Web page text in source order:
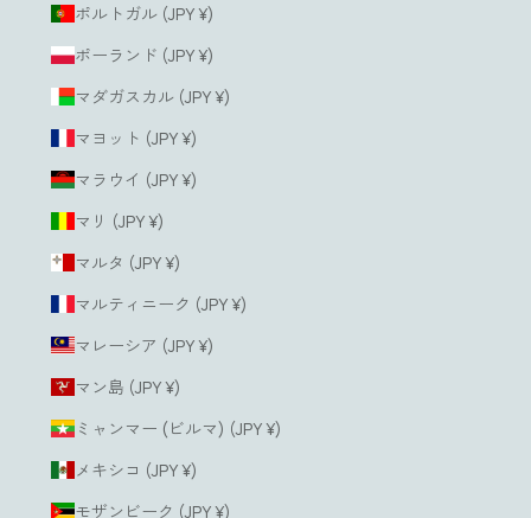
ポルトガル (JPY ¥)
ポーランド (JPY ¥)
マダガスカル (JPY ¥)
マヨット (JPY ¥)
マラウイ (JPY ¥)
マリ (JPY ¥)
マルタ (JPY ¥)
マルティニーク (JPY ¥)
マレーシア (JPY ¥)
マン島 (JPY ¥)
ミャンマー (ビルマ) (JPY ¥)
メキシコ (JPY ¥)
モザンビーク (JPY ¥)